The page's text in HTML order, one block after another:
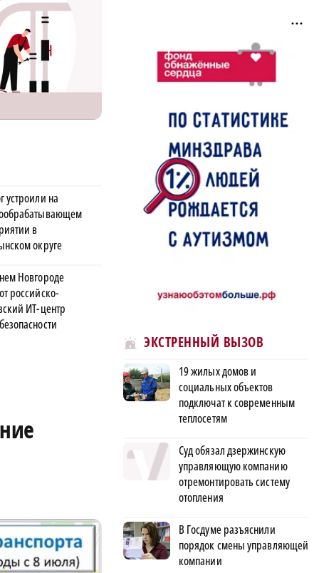
устроили на
в
округе
Новгороде
российско-
ИТ-центр
ЭКСТРЕННЫЙ ВЫЗОВ
19 жилых домов и
социальных объектов
подключат к современным
теплосетям
Суд обязал дзержинскую
управляющую компанию
отремонтировать систему
отопления
В Госдуме разъяснили
порядок смены управляющей
компании